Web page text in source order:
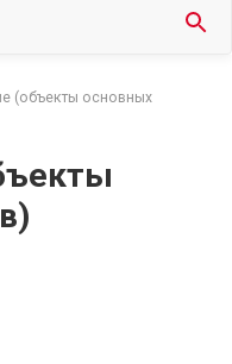
(объекты основных